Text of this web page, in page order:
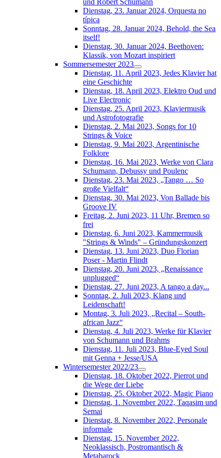
Dienstag, 23. Januar 2024, Orquesta no
típica
Sonntag, 28. Januar 2024, Behold, the Sea
itself!
Dienstag, 30. Januar 2024, Beethoven:
Klassik, von Mozart inspiriert
Sommersemester 2023
Dienstag, 11. April 2023, Jedes Klavier hat
eine Geschichte
Dienstag, 18. April 2023, Elektro Oud und
Live Electronic
Dienstag, 25. April 2023, Klaviermusik
und Astrofotografie
Dienstag, 2. Mai 2023, Songs for 10
Strings & Voice
Dienstag, 9. Mai 2023, Argentinische
Folklore
Dienstag, 16. Mai 2023, Werke von Clara
Schumann, Debussy und Poulenc
Dienstag, 23. Mai 2023, „Tango … So
große Vielfalt“
Dienstag, 30. Mai 2023, Von Ballade bis
Groove IV
Freitag, 2. Juni 2023, 11 Uhr, Bremen so
frei
Dienstag, 6. Juni 2023, Kammermusik
"Strings & Winds" – Gründungskonzert
Dienstag, 13. Juni 2023, Duo Florian
Poser - Martin Flindt
Dienstag, 20. Juni 2023, „Renaissance
unplugged“
Dienstag, 27. Juni 2023, A tango a day...
Sonntag, 2. Juli 2023, Klang und
Leidenschaft!
Montag, 3. Juli 2023, „Recital – South-
african Jazz“
Dienstag, 4. Juli 2023, Werke für Klavier
von Schumann und Brahms
Dienstag, 11. Juli 2023, Blue-Eyed Soul
mit Genna + Jesse/USA
Wintersemester 2022/23
Dienstag, 18. Oktober 2022, Pierrot und
die Wege der Liebe
Dienstag, 25. Oktober 2022, Magic Piano
Dienstag, 1. November 2022, Taqasim und
Semai
Dienstag, 8. November 2022, Personale
informale
Dienstag, 15. November 2022,
Neoklassisch, Postromantisch &
Metabarock